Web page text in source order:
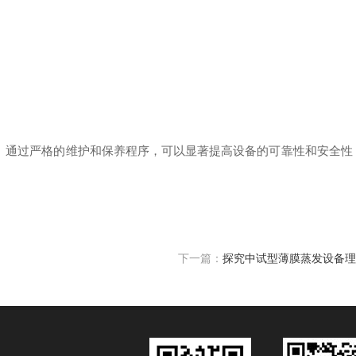
严格的维护和保养程序，可以显著提高设备的可靠性和安全性
下一篇： 探究中试型薄膜蒸发设备